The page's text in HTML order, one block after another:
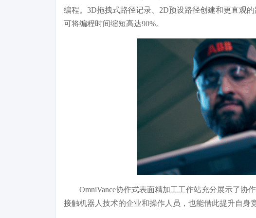
编程。3D拖拽式路径记录、2D预设路径创建和更直观的
可将编程时间缩短高达90%。
OmniVance协作式表面精加工工作站充分展示了协
接触机器人技术的企业和操作人员，也能借此提升自身